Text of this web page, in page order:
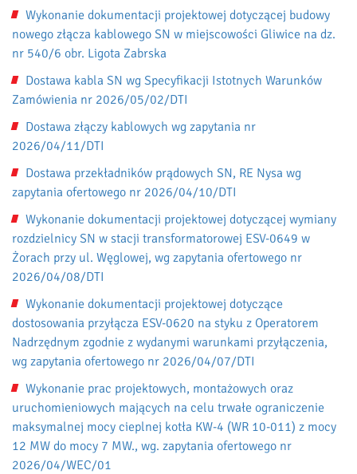
Wykonanie dokumentacji projektowej dotyczącej budowy
nowego złącza kablowego SN w miejscowości Gliwice na dz.
nr 540/6 obr. Ligota Zabrska
Dostawa kabla SN wg Specyfikacji Istotnych Warunków
Zamówienia nr 2026/05/02/DTI
Dostawa złączy kablowych wg zapytania nr
2026/04/11/DTI
Dostawa przekładników prądowych SN, RE Nysa wg
zapytania ofertowego nr 2026/04/10/DTI
Wykonanie dokumentacji projektowej dotyczącej wymiany
rozdzielnicy SN w stacji transformatorowej ESV-0649 w
Żorach przy ul. Węglowej, wg zapytania ofertowego nr
2026/04/08/DTI
Wykonanie dokumentacji projektowej dotyczące
dostosowania przyłącza ESV-0620 na styku z Operatorem
Nadrzędnym zgodnie z wydanymi warunkami przyłączenia,
wg zapytania ofertowego nr 2026/04/07/DTI
Wykonanie prac projektowych, montażowych oraz
uruchomieniowych mających na celu trwałe ograniczenie
maksymalnej mocy cieplnej kotła KW-4 (WR 10-011) z mocy
12 MW do mocy 7 MW., wg. zapytania ofertowego nr
2026/04/WEC/01